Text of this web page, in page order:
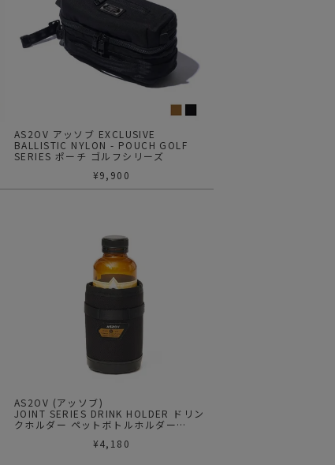
AS2OV アッソブ EXCLUSIVE
BALLISTIC NYLON - POUCH GOLF
SERIES ポーチ ゴルフシリーズ
¥9,900
AS2OV (アッソブ)
JOINT SERIES DRINK HOLDER ドリン
クホルダー ペットボトルホルダー
¥4,180